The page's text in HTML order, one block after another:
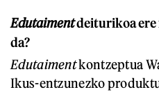
Edutaimentdeiturikoa ere
da?
Edutaimentkontzeptua
Ikus-entzunezko